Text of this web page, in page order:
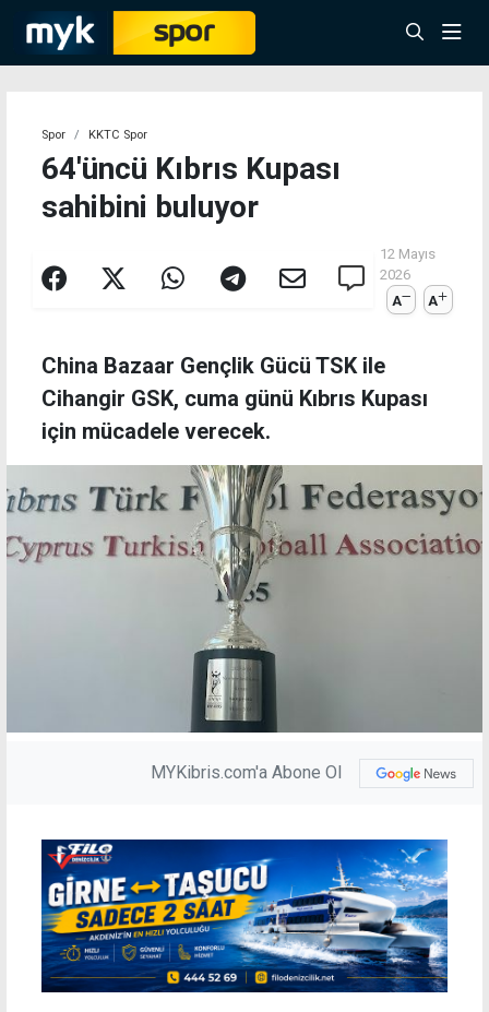
Spor KKTC Spor
64'üncü Kıbrıs Kupası
sahibini buluyor
12 Mayıs
2026
A
A
China Bazaar Gençlik Gücü TSK ile
Cihangir GSK, cuma günü Kıbrıs Kupası
için mücadele verecek.
MYKibris.com'a Abone Ol